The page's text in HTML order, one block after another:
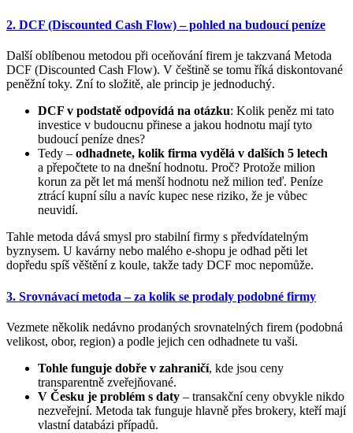
2. DCF (Discounted Cash Flow) – pohled na budoucí peníze
Další oblíbenou metodou při oceňování firem je takzvaná Metoda
DCF (Discounted Cash Flow). V češtině se tomu říká diskontované
peněžní toky. Zní to složitě, ale princip je jednoduchý.
DCF v podstatě odpovídá na otázku: Kolik peněz mi tato
investice v budoucnu přinese a jakou hodnotu mají tyto
budoucí peníze dnes?
Tedy – odhadnete, kolik firma vydělá v dalších 5 letech
a přepočtete to na dnešní hodnotu. Proč? Protože milion
korun za pět let má menší hodnotu než milion teď. Peníze
ztrácí kupní sílu a navíc kupec nese riziko, že je vůbec
neuvidí.
Tahle metoda dává smysl pro stabilní firmy s předvídatelným
byznysem. U kavárny nebo malého e-shopu je odhad pěti let
dopředu spíš věštění z koule, takže tady DCF moc nepomůže.
3. Srovnávací metoda – za kolik se prodaly podobné firmy
Vezmete několik nedávno prodaných srovnatelných firem (podobná
velikost, obor, region) a podle jejich cen odhadnete tu vaši.
Tohle funguje dobře v zahraničí, kde jsou ceny
transparentně zveřejňované.
V Česku je problém s daty – transakční ceny obvykle nikdo
nezveřejní. Metoda tak funguje hlavně přes brokery, kteří mají
vlastní databázi případů.